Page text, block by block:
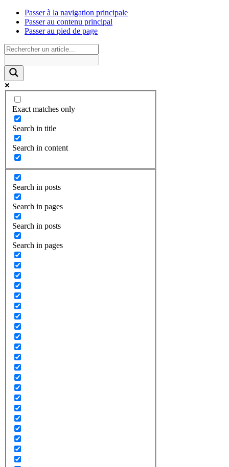
Passer à la navigation principale
Passer au contenu principal
Passer au pied de page
Exact matches only
Search in title
Search in content
Search in posts
Search in pages
Search in posts
Search in pages